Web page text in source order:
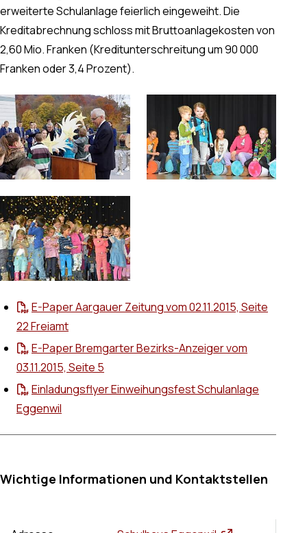
erweiterte Schulanlage feierlich eingeweiht. Die
Kreditabrechnung schloss mit Bruttoanlagekosten von
2,60 Mio. Franken (Kreditunterschreitung um 90 000
Franken oder 3,4 Prozent).
E-Paper Aargauer Zeitung vom 02.11.2015, Seite
22 Freiamt
E-Paper Bremgarter Bezirks-Anzeiger vom
03.11.2015, Seite 5
Einladungsflyer Einweihungsfest Schulanlage
Eggenwil
Wichtige Informationen und Kontaktstellen